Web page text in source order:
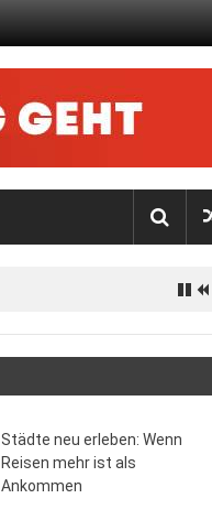
Städte neu erleben: Wenn
Reisen mehr ist als
Ankommen